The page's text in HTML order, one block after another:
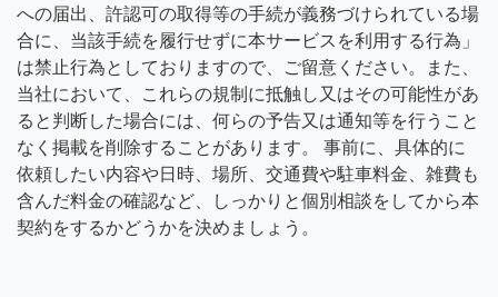
への届出、許認可の取得等の手続が義務づけられている場
合に、当該手続を履行せずに本サービスを利用する行為」
は禁止行為としておりますので、ご留意ください。また、
当社において、これらの規制に抵触し又はその可能性があ
ると判断した場合には、何らの予告又は通知等を行うこと
なく掲載を削除することがあります。 事前に、具体的に
依頼したい内容や日時、場所、交通費や駐車料金、雑費も
含んだ料金の確認など、しっかりと個別相談をしてから本
契約をするかどうかを決めましょう。